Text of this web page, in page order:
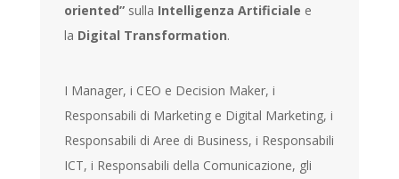
oriented” sulla Intelligenza Artificiale e
la Digital Transformation.
I Manager, i CEO e Decision Maker, i
Responsabili di Marketing e Digital Marketing, i
Responsabili di Aree di Business, i Responsabili
ICT, i Responsabili della Comunicazione, gli